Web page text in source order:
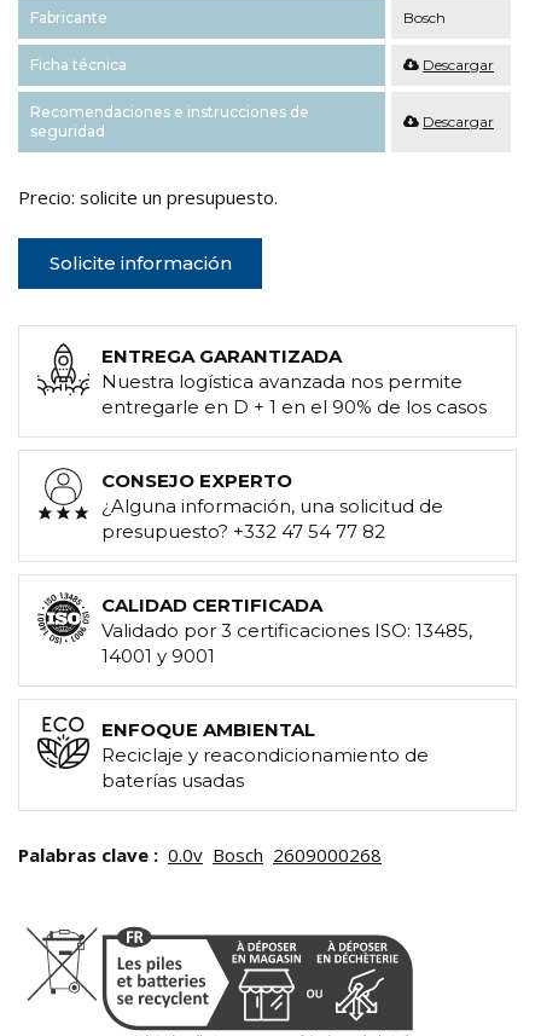
Fabricante Bosch
Ficha técnica Descargar
Recomendaciones e instrucciones de
seguridad
Descargar
Precio: solicite un presupuesto.
Solicite información
ENTREGA GARANTIZADA
Nuestra logística avanzada nos permite
entregarle en D + 1 en el 90% de los casos
CONSEJO EXPERTO
¿Alguna información, una solicitud de
presupuesto? +332 47 54 77 82
CALIDAD CERTIFICADA
Validado por 3 certificaciones ISO: 13485,
14001 y 9001
ENFOQUE AMBIENTAL
Reciclaje y reacondicionamiento de
baterías usadas
Palabras clave : 0.0v Bosch 2609000268